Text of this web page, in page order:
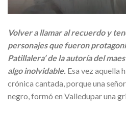
Volver a llamar al recuerdo y
personajes que fueron
Patillalera’ de la autoría del
algo inolvidable. Esa vez aquella
crónica cantada, porque una
negro, formó en Valledupar una